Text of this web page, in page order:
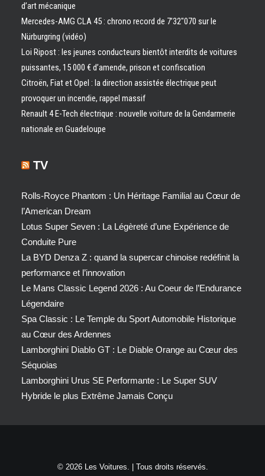
d’art mécanique
Mercedes-AMG CLA 45 : chrono record de 7’32″070 sur le
Nürburgring (vidéo)
Loi Ripost : les jeunes conducteurs bientôt interdits de voitures
puissantes, 15 000 € d’amende, prison et confiscation
Citroën, Fiat et Opel : la direction assistée électrique peut
provoquer un incendie, rappel massif
Renault 4 E-Tech électrique : nouvelle voiture de la Gendarmerie
nationale en Guadeloupe
TV
Rolls-Royce Phantom : Un Héritage Familial au Cœur de
l’American Dream
Lotus Super Seven : La Légèreté d’une Expérience de
Conduite Pure
La BYD Denza Z : quand la supercar chinoise redéfinit la
performance et l’innovation
Le Mans Classic Legend 2026 : Au Coeur de l’Endurance
Légendaire
Spa Classic : Le Temple du Sport Automobile Historique
au Cœur des Ardennes
Lamborghini Diablo GT : Le Diable Orange au Cœur des
Séquoias
Lamborghini Urus SE Performante : Le Super SUV
Hybride le plus Extrême Jamais Conçu
© 2026 Les Voitures. | Tous droits réservés.